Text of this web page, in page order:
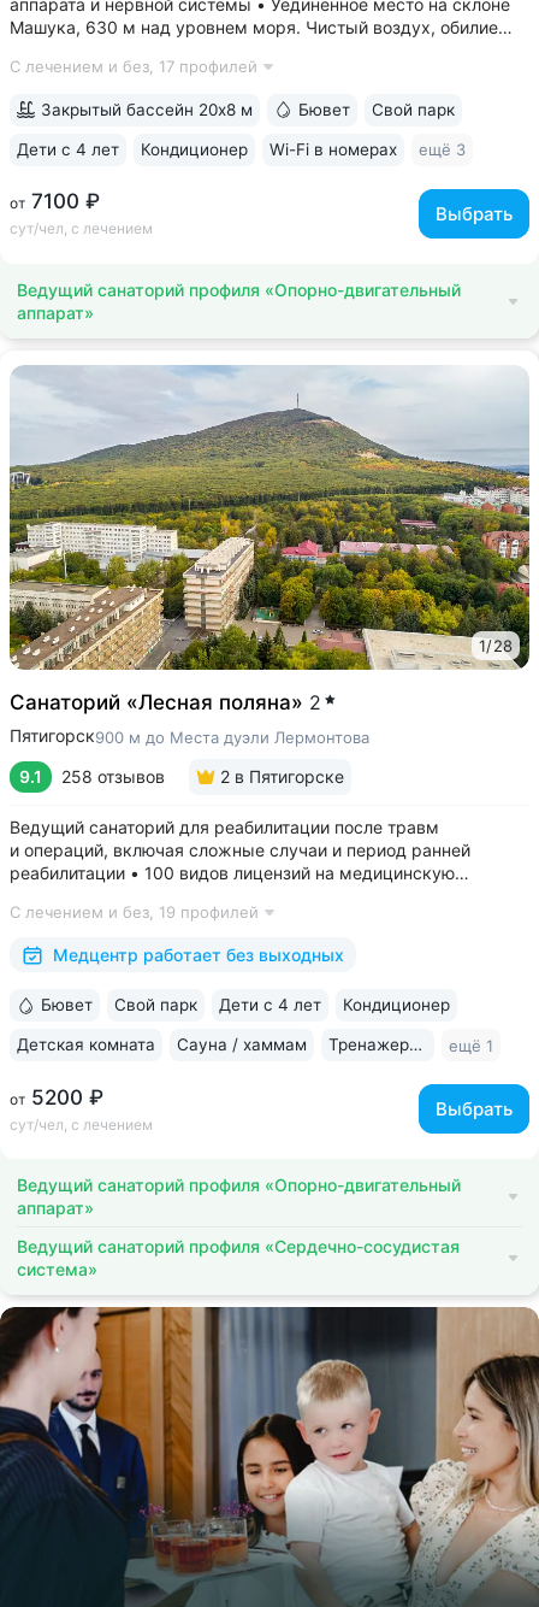
Машука, 630 м над уровнем моря. Чистый воздух, обилие
«Бесстыжие ванны», бювета источника № 24. Прямой выход
С лечением и без, 17 профилей
от 7100 ₽
сут/чел, с лечением
Выбрать
Закрытый бассейн 20х8 м Бювет Свой парк
Дети с 4 лет Кондиционер Wi-Fi в номерах ещё 3
Ведущий санаторий профиля «Опорно-двигательный
аппарат»
1/28
Санаторий «Лесная поляна» 2
Пятигорск900 м до Места дуэли Лермонтова
9.1 258 отзывов 2 в Пятигорске
Ведущий санаторий для реабилитации после травм
и операций, включая сложные случаи и период ранней
реабилитации • 100 видов лицензий на медицинскую
Доступная среда для гостей на колясках: в номерах,
на территории, в столовой • Расположен...
С лечением и без, 19 профилей
Медцентр работает без выходных
от 5200 ₽
сут/чел, с лечением
Выбрать
Бювет Свой парк Дети с 4 лет Кондиционер
Детская комната Сауна / хаммам Тренажерный зал ещё 1
Ведущий санаторий профиля «Опорно-двигательный
аппарат»
Ведущий санаторий профиля «Сердечно-сосудистая
система»